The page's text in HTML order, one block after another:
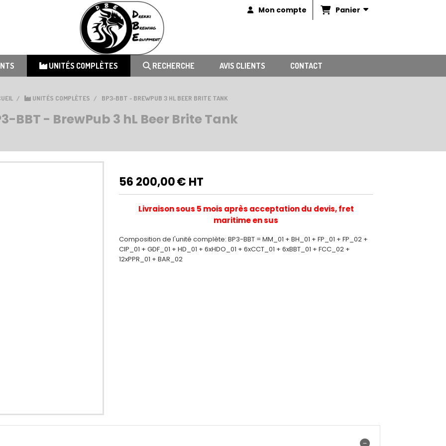
Mon compte Panier
UNITÉS COMPLÈTES RECHERCHE AVIS CLIENTS CONTACT
UNITÉS COMPLÈTES BP3-BBT - BREWPUB 3 HL BEER BRITE TANK
BBT - BrewPub 3 hL Beer Brite Tank
56 200,00€ HT
Livraison sous 5 mois après acceptation du devis, fret
maritime en sus
Composition de l'unité complète: BP3-BBT = MM_01 + BH_01 + FP_01 + FP_02 +
CIP_01 + GDF_01 + HD_01 + 6xHDO_01 + 6xCCT_01 + 6xBBT_01 + FCC_02 +
12xPPR_01 + BAR_02